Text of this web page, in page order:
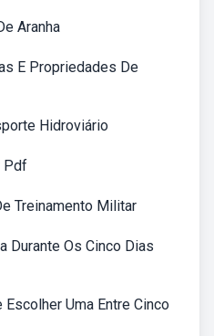
Aranha
E Propriedades De
Hidroviário
Pdf
Treinamento Militar
Durante Os Cinco Dias
Uma Entre Cinco